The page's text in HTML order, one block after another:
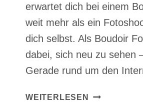
erwartet dich bei einem
weit mehr als ein
dich selbst. Als Boudoir
dabei, sich neu zu sehen
Gerade rund um den
WEITERLESEN
BOUDOIR